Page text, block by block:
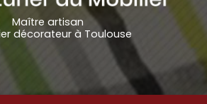
Maître artisan
décorateur à Toulouse